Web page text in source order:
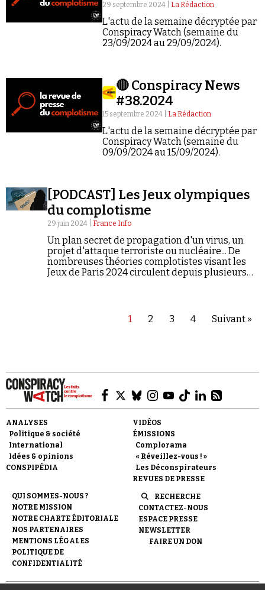
29 septembre 2024 | La Rédaction
L'actu de la semaine décryptée par
Conspiracy Watch (semaine du
23/09/2024 au 29/09/2024).
🔴 Conspiracy News
#38.2024
15 septembre 2024 | La Rédaction
L'actu de la semaine décryptée par
Conspiracy Watch (semaine du
09/09/2024 au 15/09/2024).
[PODCAST] Les Jeux olympiques
du complotisme
29 juin 2024 | France Info
Un plan secret de propagation d'un virus, un
projet d'attaque terroriste ou nucléaire... De
nombreuses théories complotistes visant les
Jeux de Paris 2024 circulent depuis plusieurs
1
2 3 4 Suivant »
ANALYSES
Politique & société
International
Idées & opinions
CONSPIPÉDIA
VIDÉOS
ÉMISSIONS
Complorama
« Réveillez-vous ! »
Les Déconspirateurs
REVUES DE PRESSE
QUI SOMMES-NOUS ?
NOTRE MISSION
NOTRE CHARTE ÉDITORIALE
NOS PARTENAIRES
MENTIONS LÉGALES
POLITIQUE DE
CONFIDENTIALITÉ
RECHERCHE
CONTACTEZ-NOUS
ESPACE PRESSE
NEWSLETTER
FAIRE UN DON